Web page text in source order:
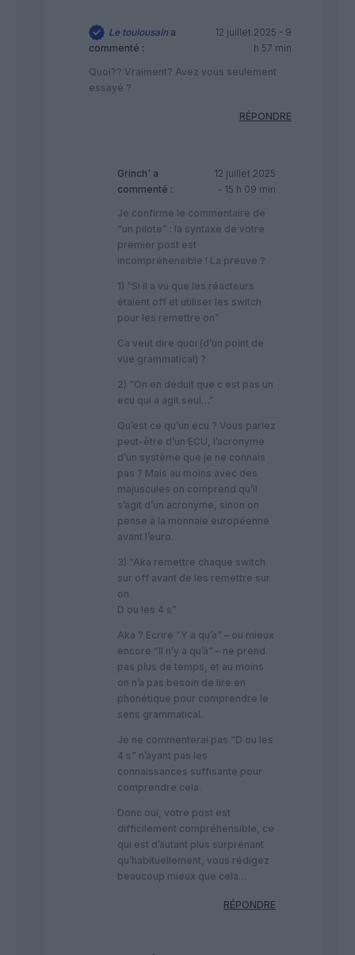
Le toulousaina
commenté :
12 juillet 2025 - 9
h 57 min
Quoi?? Vraiment? Avez vous seulement
essayé ?
RÉPONDRE
Grinch' a
commenté :
12 juillet 2025
- 15 h 09 min
Je confirme le commentaire de
“un pilote” : la syntaxe de votre
premier post est
incompréhensible ! La preuve ?
1) “Si il a vu que les réacteurs
étaient off et utiliser les switch
pour les remettre on”
Ca veut dire quoi (d’un point de
vue grammatical) ?
2) “On en déduit que c est pas un
ecu qui a agit seul…”
Qu’est ce qu’un ecu ? Vous parlez
peut-être d’un ECU, l’acronyme
d’un système que je ne connais
pas ? Mais au moins avec des
majuscules on comprend qu’il
s’agit d’un acronyme, sinon on
pense à la monnaie européenne
avant l’euro.
3) “Aka remettre chaque switch
sur off avant de les remettre sur
on
D ou les 4 s”
Aka ? Ecrire “Y a qu’a” – ou mieux
encore “Il n’y a qu’à” – ne prend
pas plus de temps, et au moins
on n’a pas besoin de lire en
phonétique pour comprendre le
sens grammatical.
Je ne commenterai pas “D ou les
4 s” n’ayant pas les
connaissances suffisante pour
comprendre cela.
Donc oui, votre post est
difficilement compréhensible, ce
qui est d’autant plus surprenant
qu’habituellement, vous rédigez
beaucoup mieux que cela…
RÉPONDRE